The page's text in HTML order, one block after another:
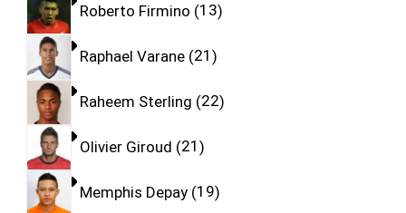
Roberto Firmino 13
Raphael Varane 21
Raheem Sterling 22
Olivier Giroud 21
Memphis Depay 19